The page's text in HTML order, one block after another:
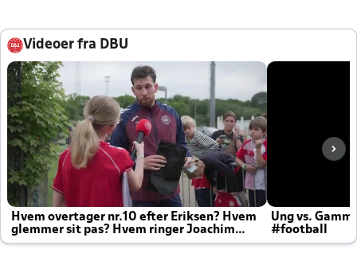
Videoer fra DBU
Hvem overtager nr.10 efter Eriksen? Hvem
glemmer sit pas? Hvem ringer Joachim
altid til efter kampe?
Ung vs.
#football